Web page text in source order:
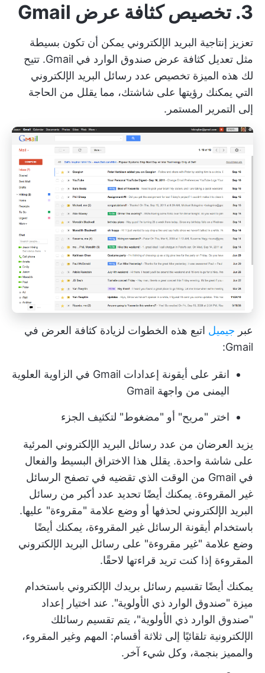
3. تخصيص كثافة عرض Gmail
تعزيز إنتاجية البريد الإلكتروني يمكن أن تكون بسيطة
مثل تعديل كثافة عرض صندوق الوارد في Gmail. تتيح
لك هذه الميزة تخصيص عدد رسائل البريد الإلكتروني
التي يمكنك رؤيتها على شاشتك، مما يقلل من الحاجة
إلى التمرير المستمر.
عبر جيميل اتبع هذه الخطوات لزيادة كثافة العرض في
Gmail:
انقر على أيقونة إعدادات Gmail في الزاوية العلوية
اليمنى من واجهة Gmail
اختر "مريح" أو "مضغوط" لتكثيف الجزء
يزيد العرضان من عدد رسائل البريد الإلكتروني المرئية
على شاشة واحدة. يقلل هذا الاختراق البسيط والفعال
في Gmail من الوقت الذي تقضيه في تصفح الرسائل
غير المقروءة. يمكنك أيضًا تحديد عدد أكبر من رسائل
البريد الإلكتروني لحذفها أو وضع علامة "مقروءة" عليها.
باستخدام أيقونة الرسائل غير المقروءة، يمكنك أيضًا
وضع علامة "غير مقروءة" على رسائل البريد الإلكتروني
المقروءة إذا كنت تريد قراءتها لاحقًا.
يمكنك أيضًا تقسيم رسائل بريدك الإلكتروني باستخدام
ميزة "صندوق الوارد ذي الأولوية". عند اختيار إعداد
"صندوق الوارد ذي الأولوية"، يتم تقسيم رسائلك
الإلكترونية تلقائيًا إلى ثلاثة أقسام: المهم وغير المقروء،
والمميز بنجمة، وكل شيء آخر.